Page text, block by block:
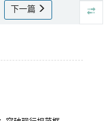
下一篇